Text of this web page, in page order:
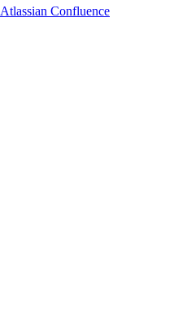
Atlassian Confluence